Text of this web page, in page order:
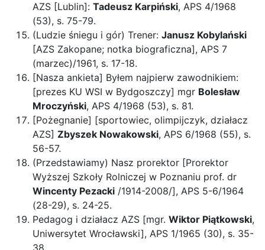
AZS [Lublin]: Tadeusz Karpiński, APS 4/1968
(53), s. 75-79.
(Ludzie śniegu i gór) Trener: Janusz Kobylański
[AZS Zakopane; notka biograficzna], APS 7
(marzec)/1961, s. 17-18.
[Nasza ankieta] Byłem najpierw zawodnikiem:
[prezes KU WSI w Bydgoszczy] mgr Bolesław
Mroczyński, APS 4/1968 (53), s. 81.
[Pożegnanie] [sportowiec, olimpijczyk, działacz
AZS] Zbyszek Nowakowski, APS 6/1968 (55), s.
56-57.
(Przedstawiamy) Nasz prorektor [Prorektor
Wyższej Szkoły Rolniczej w Poznaniu prof. dr
Wincenty Pezacki /1914-2008/], APS 5-6/1964
(28-29), s. 24-25.
Pedagog i działacz AZS [mgr. Wiktor Piątkowski,
Uniwersytet Wrocławski], APS 1/1965 (30), s. 35-